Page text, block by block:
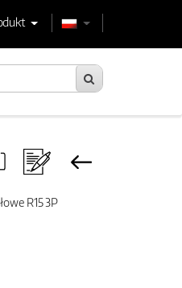
R15 3P